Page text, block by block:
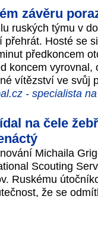
závěru
ruských týmu v
přehrát. Hosté se
předkoncem
koncem
vítězství ve svůj
- specialista
na čele
Michaila
Scouting
Ruskému
že se